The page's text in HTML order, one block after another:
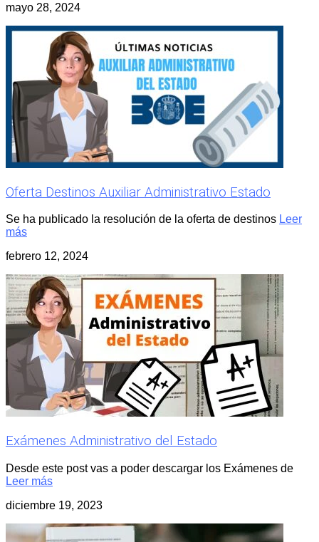
mayo 28, 2024
Oferta Destinos Auxiliar Administrativo Estado
Se ha publicado la resolución de la oferta de destinos Leer
más
febrero 12, 2024
Exámenes Administrativo del Estado
Desde este post vas a poder descargar los Exámenes de
Leer más
diciembre 19, 2023